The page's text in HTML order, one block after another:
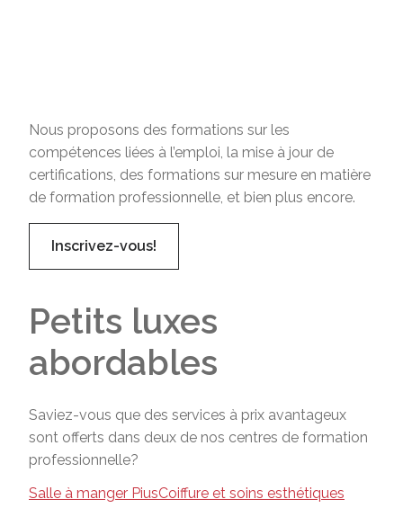
Nous proposons des formations sur les
compétences liées à l’emploi, la mise à jour de
certifications, des formations sur mesure en matière
de formation professionnelle, et bien plus encore.
Inscrivez-vous!
Petits luxes
abordables
Saviez-vous que des services à prix avantageux
sont offerts dans deux de nos centres de formation
professionnelle?
Salle à manger PiusCoiffure et soins esthétiques